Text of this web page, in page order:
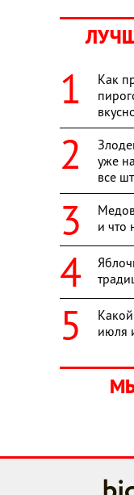
Как
уже
все
и что
июля